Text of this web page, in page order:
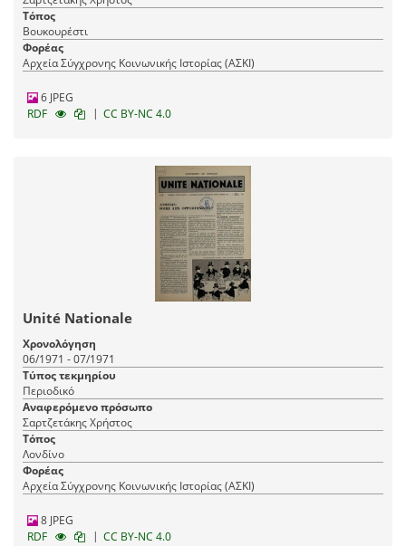
Τόπος
Βουκουρέστι
Φορέας
Αρχεία Σύγχρονης Κοινωνικής Ιστορίας (ΑΣΚΙ)
6 JPEG
RDF
| CC BY-NC 4.0
Unité Nationale
Χρονολόγηση
06/1971 - 07/1971
Τύπος τεκμηρίου
Περιοδικό
Αναφερόμενο πρόσωπο
Σαρτζετάκης Χρήστος
Τόπος
Λονδίνο
Φορέας
Αρχεία Σύγχρονης Κοινωνικής Ιστορίας (ΑΣΚΙ)
8 JPEG
RDF
| CC BY-NC 4.0